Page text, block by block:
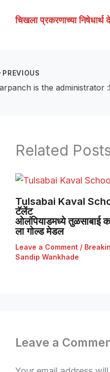
चिखला प्रकरणाच्या
PREVIOUS
Related
Tulsabai Kaval
टॅलेंट
ओलंपियाडमध्ये तुळसाबाई
ला गोल्ड मेडल
Leave a Comment /
Sandip Wankhade
Leave a